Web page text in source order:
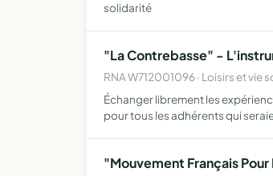
solidarité
"La Contrebasse" -
RNA W712001096 · Loisirs et vie
Échanger librement les
pour tous les adhérents qui
"Mouvement Français